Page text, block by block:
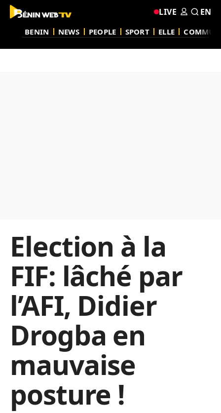
BENIN NEWS PEOPLE SPORT ELLE
LIVE EN
Election à la
FIF: lâché par
l’AFI, Didier
Drogba en
mauvaise
posture !